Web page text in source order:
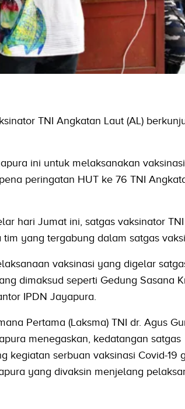
TNI Angkatan Laut (AL)
ini untuk melaksanakan
peringatan HUT ke 76 TNI
hari Jumat ini, satgas vaksinator TNI
yang tergabung dalam satgas
vaksinasi yang digelar
dimaksud seperti Gedung Sasana
IPDN Jayapura.
Pertama (Laksma) TNI dr. Agus
menegaskan, kedatangan satgas
kegiatan serbuan vaksinasi Covid-19
yang divaksin menjelang